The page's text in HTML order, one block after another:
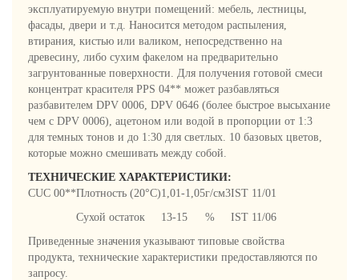
эксплуатируемую внутри помещений: мебель, лестницы,
фасады, двери и т.д. Наносится методом распыления,
втирания, кистью или валиком, непосредственно на
древесину, либо сухим факелом на предварительно
загрунтованные поверхности. Для получения готовой смеси
концентрат красителя PPS 04** может разбавляться
разбавителем DPV 0006, DPV 0646 (более быстрое высыхание
чем с DPV 0006), ацетоном или водой в пропорции от 1:3
для темных тонов и до 1:30 для светлых. 10 базовых цветов,
которые можно смешивать между собой.
ТЕХНИЧЕСКИЕ ХАРАКТЕРИСТИКИ:
СUC 00**Плотность (20°C)1,01-1,05г/см3IST 11/01
Сухой остаток
13-15 %
IST 11/06
Приведенные значения указывают типовые свойства
продукта, технические характеристики предоставляются по
запросу.